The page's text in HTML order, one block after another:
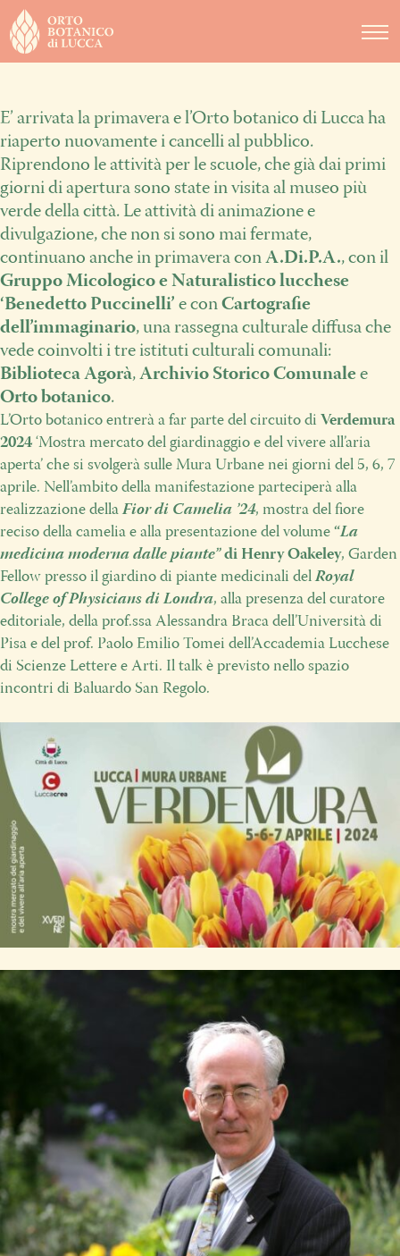
EVENTI
E’ arrivata la primavera e l’Orto botanico di Lucca ha
riaperto nuovamente i cancelli al pubblico.
Riprendono le attività per le scuole, che già dai primi
giorni di apertura sono state in visita al museo più
verde della città. Le attività di animazione e
divulgazione, che non si sono mai fermate,
continuano anche in primavera conA.Di.P.A., con il
Gruppo Micologico e Naturalistico lucchese
‘Benedetto Puccinelli’ e conCartografie
dell’immaginario, una rassegna culturale diffusa che
vede coinvolti i tre istituti culturali comunali:
Biblioteca Agorà,Archivio Storico Comunale e
Orto botanico.
L’Orto botanico entrerà a far parte del circuito di Verdemura
2024 ‘Mostra mercato del giardinaggio e del vivere all’aria
aperta’ che si svolgerà sulle Mura Urbane nei giorni del 5, 6, 7
aprile. Nell’ambito della manifestazione parteciperà alla
realizzazione della Fior di Camelia ’24, mostra del fiore
reciso della camelia e alla presentazione del volume “La
medicina moderna dalle piante”di Henry Oakeley, Garden
Fellow presso il giardino di piante medicinali delRoyal
College of Physicians di Londra, alla presenza del curatore
editoriale, della prof.ssa Alessandra Braca dell’Università di
Pisa e del prof. Paolo Emilio Tomei dell’Accademia Lucchese
di Scienze Lettere e Arti. Il talk è previsto nello spazio
incontri di Baluardo San Regolo.